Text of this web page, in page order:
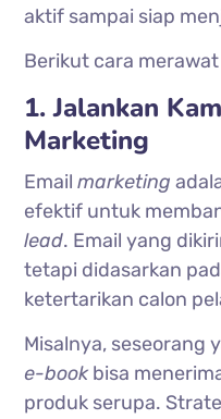
aktif sampai siap
Berikut cara
1. Jalankan
Marketing
Emailmarketing
efektif untuk
lead. Email yang
tetapi didasarkan
ketertarikan calon
Misalnya, seseorang
e-book bisa
produk serupa.